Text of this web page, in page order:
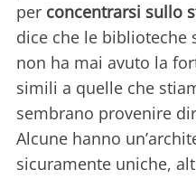
per concentrarsi sullo
dice che le biblioteche
non ha mai avuto la
simili a quelle che
sembrano provenire
Alcune hanno
sicuramente uniche,